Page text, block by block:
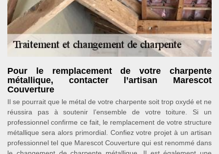
Pour le remplacement de votre charpente
métallique, contacter l’artisan Marescot
Couverture
Il se pourrait que le métal de votre charpente soit trop oxydé et ne
réussira pas à soutenir l’ensemble de votre toiture. Si un
professionnel confirme ce fait, le remplacement de votre structure
métallique sera alors primordial. Confiez votre projet à un artisan
professionnel tel que Marescot Couverture qui est renommé dans